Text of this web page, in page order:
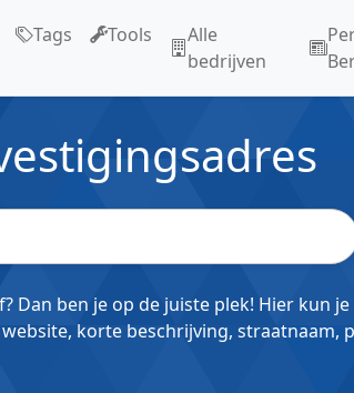
Tags Tools
Alle
bedrijven
Dan ben je op de juiste plek! Hier kun
korte beschrijving, straatnaam,